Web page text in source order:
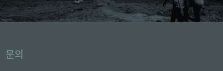
문의